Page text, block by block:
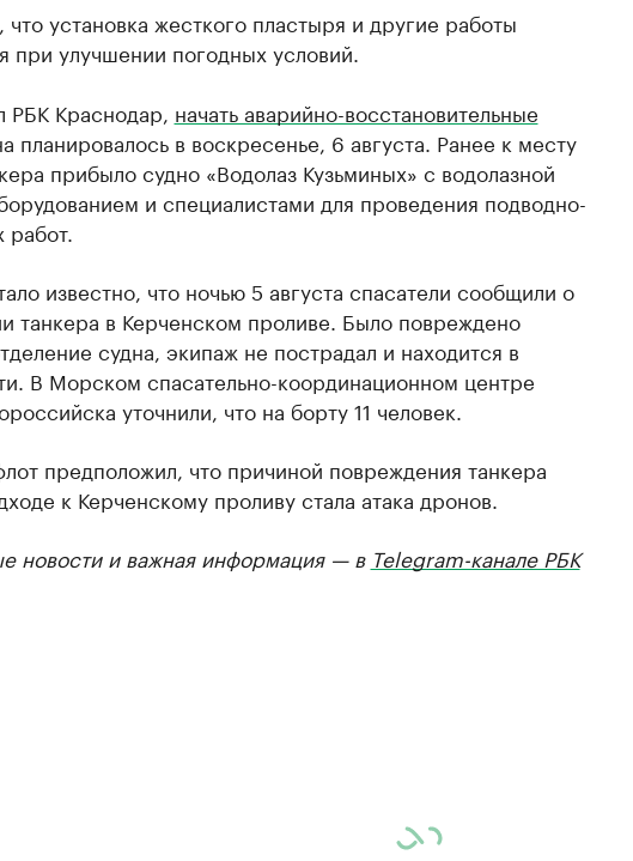
что установка жесткого пластыря и другие работы
при улучшении погодных условий.
РБК Краснодар, начать аварийно-восстановительные
планировалось в воскресенье, 6 августа. Ранее к месту
прибыло судно «Водолаз Кузьминых» с водолазной
и специалистами для проведения подводно-
работ.
известно, что ночью 5 августа спасатели сообщили о
танкера в Керченском проливе. Было повреждено
судна, экипаж не пострадал и находится в
В Морском спасательно-координационном центре
уточнили, что на борту 11 человек.
предположил, что причиной повреждения танкера
к Керченскому проливу стала атака дронов.
новости и важная информация — в Telegram-канале РБК